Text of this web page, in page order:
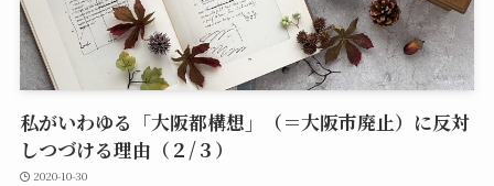
私がいわゆる「大阪都構想」（＝大阪市廃止）に反対
しつづける理由（２/３）
2020-10-30